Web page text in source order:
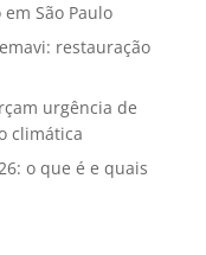
São Paulo
restauração
urgência de
climática
o que é e quais